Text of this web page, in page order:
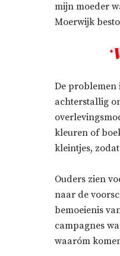
mijn moeder
Moerwijk
De problemen
achterstallig
kleuren of
kleintjes,
Ouders zien
naar de
bemoeienis
campagnes
waaróm